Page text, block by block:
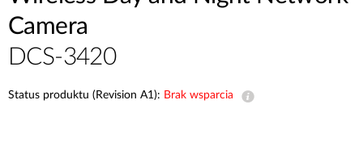
Camera
DCS-3420
Status produktu (Revision A1): Brak wsparcia